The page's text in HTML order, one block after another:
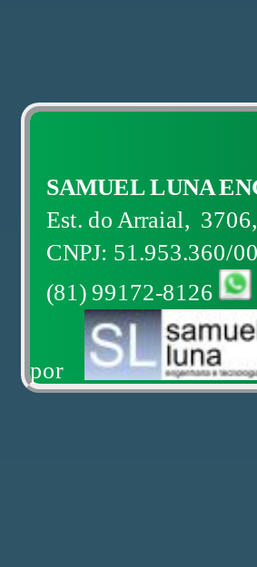
SAMUEL LUNA
Est. do Arraial,
CNPJ:
(81) 99172-8126
por